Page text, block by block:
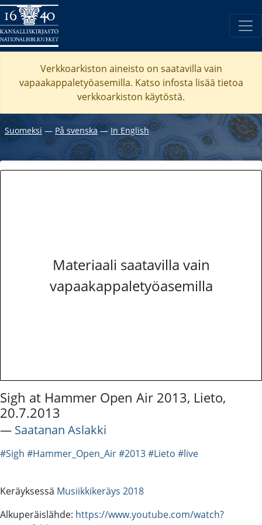
Verkkoarkiston aineisto on saatavilla vain
vapaakappaletyöasemilla. Katso infosta lisää tietoa
verkkoarkiston käytöstä.
Suomeksi ― På svenska― In English
Materiaali saatavilla vain
vapaakappaletyöasemilla
Sigh at Hammer Open Air 2013, Lieto,
20.7.2013
― Saatanan Aslakki
#Sigh #Hammer_Open_Air#2013#Lieto #live
Keräyksessä Musiikkikeräys 2018
Alkuperäislähde: https://www.youtube.com/watch?